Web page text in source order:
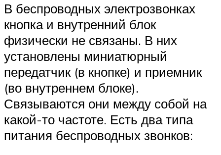
В беспроводных электрозвонках
кнопка и внутренний блок
физически не связаны. В них
установлены миниатюрный
передатчик (в кнопке) и приемник
(во внутреннем блоке).
Связываются они между собой на
какой-то частоте. Есть два типа
питания беспроводных звонков: